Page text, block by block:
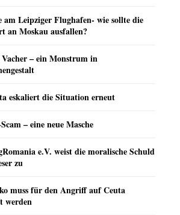
am Leipziger Flughafen- wie sollte die
an Moskau ausfallen?
Vacher – ein Monstrum in
eskaliert die Situation erneut
– eine neue Masche
e.V. weist die moralische Schuld
zu
muss für den Angriff auf Ceuta
werden